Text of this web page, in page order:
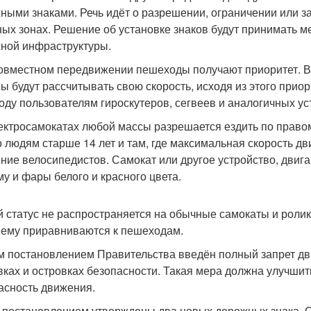
знаками. Речь идёт о разрешении, ограничении или
зонах. Решение об установке знаков будут принимать
инфраструктуры.
передвижении пешеходы получают приоритет.
будут рассчитывать свою скорость, исходя из этого
пользователям гироскутеров, сегвеев и аналогичных
любой массы разрешается ездить по
старше 14 лет и там, где максимальная скорость
велосипедистов. Самокат или другое устройство,
и фары белого и красного цвета.
не распространяется на обычные самокаты и
приравниваются к пешеходам.
Правительства введён полный запрет
и островках безопасности. Такая мера должна
движения.